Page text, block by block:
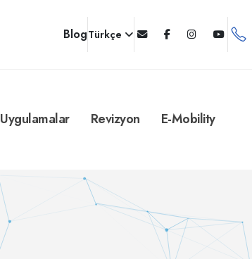
BlogTürkçe
Uygulamalar Revizyon E-Mobility